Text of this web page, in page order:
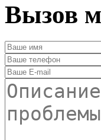
Вызов